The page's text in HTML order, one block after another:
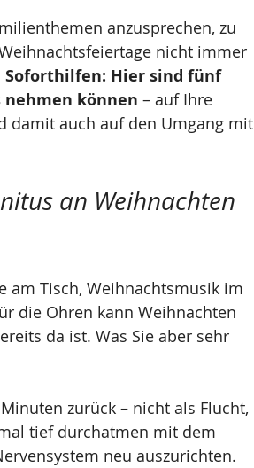
anzusprechen, zu
nicht immer
Soforthilfen: Hier sind fünf
können – auf Ihre
damit auch auf den Umgang mit
an Weihnachten
am Tisch, Weihnachtsmusik im
die Ohren kann Weihnachten
da ist. Was Sie aber sehr
zurück – nicht als Flucht,
tief durchatmen mit dem
neu auszurichten.